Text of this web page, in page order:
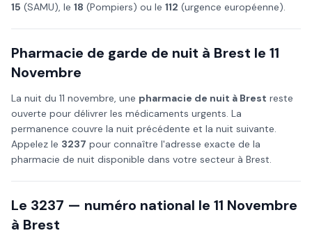
15 (SAMU), le 18 (Pompiers) ou le 112 (urgence européenne).
Pharmacie de garde de nuit à Brest le 11
Novembre
La nuit du 11 novembre, une pharmacie de nuit à Brest reste
ouverte pour délivrer les médicaments urgents. La
permanence couvre la nuit précédente et la nuit suivante.
Appelez le 3237 pour connaître l'adresse exacte de la
pharmacie de nuit disponible dans votre secteur à Brest.
Le 3237 — numéro national le 11 Novembre
à Brest